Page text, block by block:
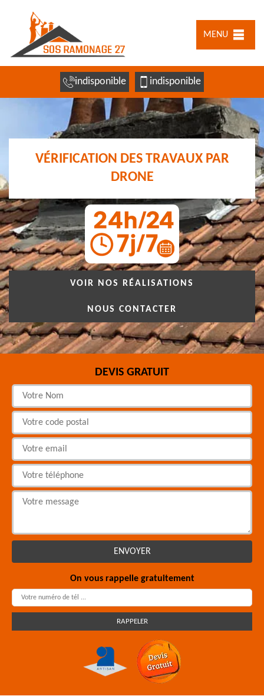
MENU
indisponible indisponible
VÉRIFICATION DES TRAVAUX PAR
DRONE
VOIR NOS RÉALISATIONS
NOUS CONTACTER
DEVIS GRATUIT
On vous rappelle gratuitement